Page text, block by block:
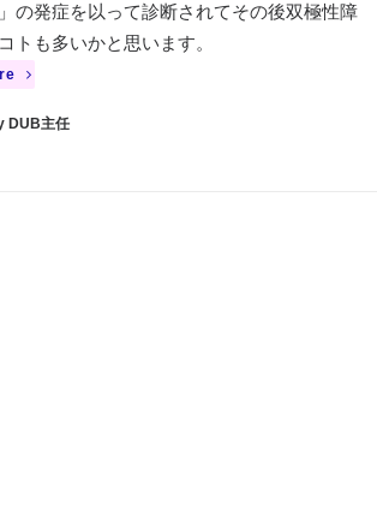
の発症を以って診断されてその後双極性障
トも多いかと思います。
DUB主任